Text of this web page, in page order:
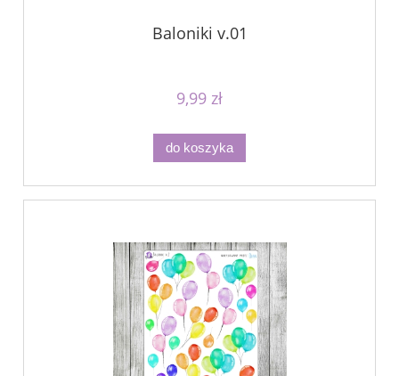
Baloniki v.01
9,99 zł
do koszyka